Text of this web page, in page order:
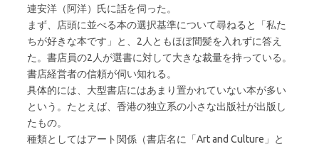
連安洋（阿洋）氏に話を伺った。
まず、店頭に並べる本の選択基準について尋ねると「私た
ちが好きな本です」と、2人ともほぼ間髪を入れずに答え
た。書店員の2人が選書に対して大きな裁量を持っている。
書店経営者の信頼が伺い知れる。
具体的には、大型書店にはあまり置かれていない本が多い
という。たとえば、香港の独立系の小さな出版社が出版し
たもの。
種類としてはアート関係（書店名に「Art and Culture」と